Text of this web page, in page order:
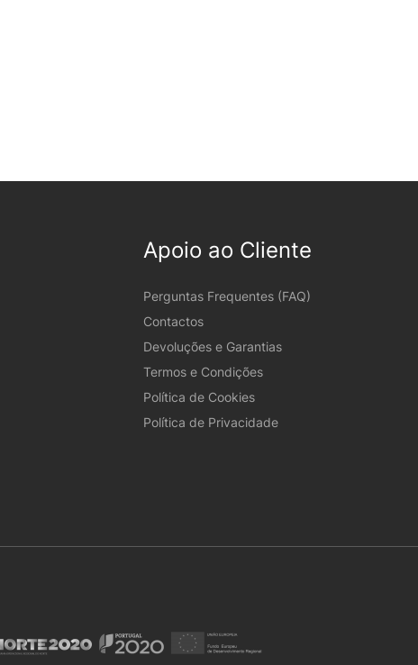
Apoio ao Cliente
Perguntas Frequentes (FAQ)
Contactos
Devoluções e Garantias
Termos e Condições
Política de Cookies
Política de Privacidade